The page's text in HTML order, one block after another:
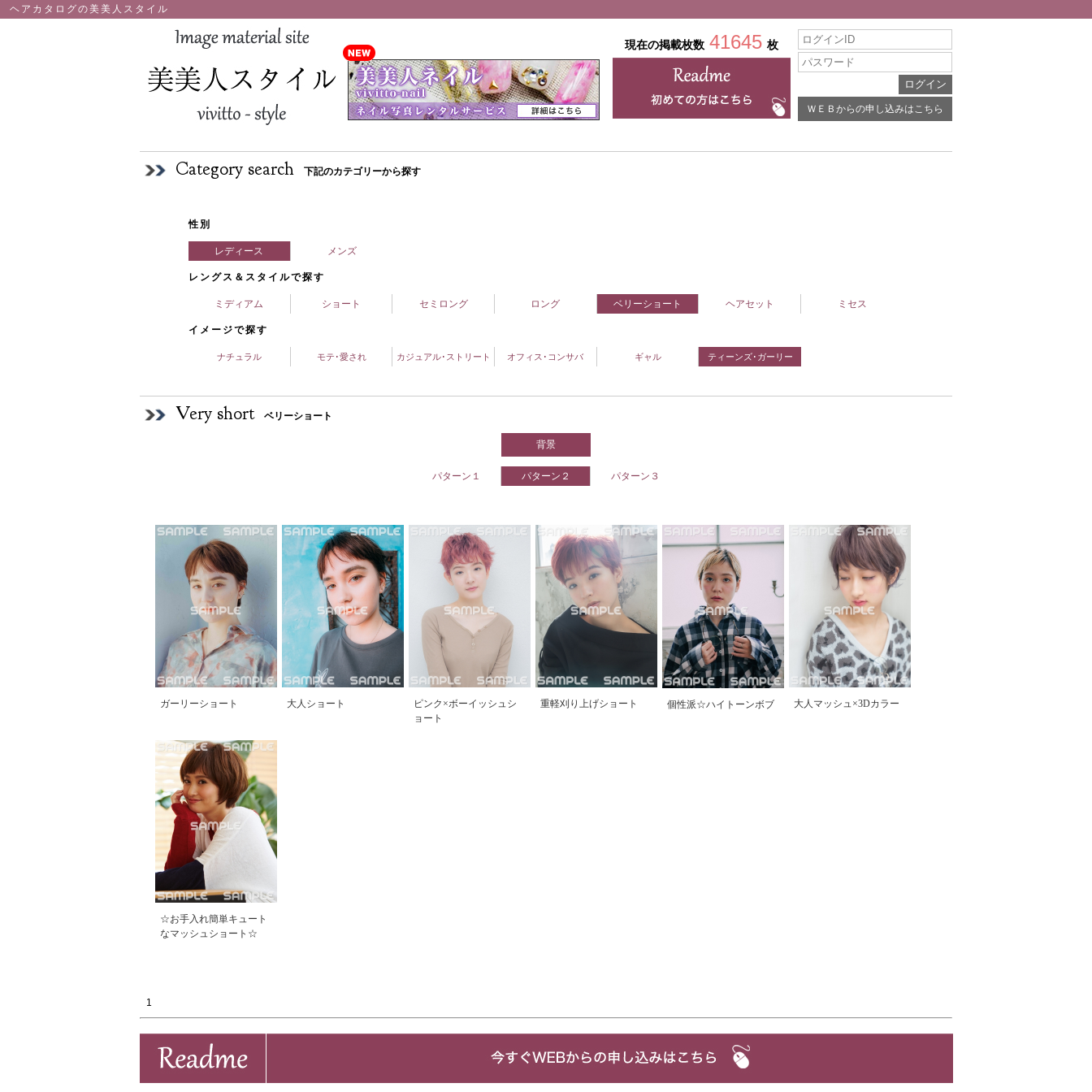
ヘアカタログの美美人スタイル
現在の掲載枚数 41645 枚
ＷＥＢからの申し込みはこちら
Category search 下記のカテゴリーから探す
性別
レディース メンズ
レングス＆スタイルで探す
ミディアム ショート セミロング ロング ベリーショート ヘアセット ミセス
イメージで探す
ナチュラル モテ･愛され カジュアル･ストリート オフィス･コンサバ ギャル ティーンズ･ガーリー
Very short ベリーショート
背景
パターン１ パターン２ パターン３
ガーリーショート 大人ショート
ピンク×ボーイッシュシ
ョート
重軽刈り上げショート 個性派☆ハイトーンボブ 大人マッシュ×3Dカラー
☆お手入れ簡単キュート
なマッシュショート☆
1